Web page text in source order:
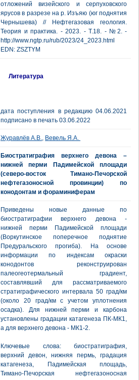
отложений визейского и серпуховского
ярусов в разрезе на р. Изъяю (юг поднятия
Чернышева) // Нефтегазовая геология.
Теория и практика. - 2023. - Т.18. - №2. -
http://www.ngtp.ru/rub/2023/24_2023.html
EDN: ZSZTYM
Литература
дата поступления в редакцию 04.06.2021
подписано в печать 03.06.2022
Журавлёв А.В., Вевель Я.А.
Биостратиграфия верхнего девона –
нижней перми Падимейской площади
(северо-восток Тимано-Печорской
нефтегазоносной провинции) по
конодонтам и фораминиферам
Приведены новые данные по
биостратиграфии верхнего девона -
нижней перми Падимейской площади
(Воркутинское поперечное поднятие
Предуральского прогиба). На основе
информации по индексам окраски
конодонтов реконструирован
палеогеотермальный градиент,
составлявший для рассматриваемого
стратиграфического интервала 50 град/км
(около 20 град/км с учетом уплотнения
осадка). Для нижней перми и карбона
установлены градации катагенеза ПК-МК1,
а для верхнего девона - МК1-2.
Ключевые слова: биостратиграфия,
верхний девон, нижняя пермь, градация
катагенеза, Падимейская площадь,
Тимано-Печорская нефтегазоносная